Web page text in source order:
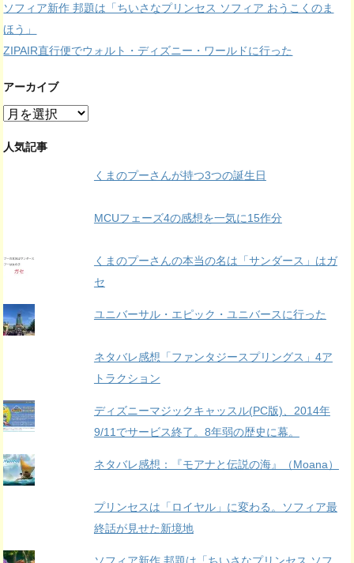
ソフィア新作 邦題は「ちいさなプリンセス ソフィア おうこくのま
ほう」
ZIPAIR直行便でウォルト・ディズニー・ワールドに行った
アーカイブ
ア
カ
人気記事
くまのプーさんが持つ3つの誕生日
MCUフェーズ4の感想を一気に15作分
くまのプーさんの本当の名は「サンダース」はガ
セ
ユニバーサル・エピック・ユニバースに行った
ネタバレ感想「ファンタジースプリングス」4ア
トラクション
ディズニーマジックキャッスル(PC版)、2014年
9/11でサービス終了。8年弱の歴史に幕。
ネタバレ感想：『モアナと伝説の海』（Moana）
プリンセスは「ロイヤル」に変わる。ソフィア最
終話が見せた新境地